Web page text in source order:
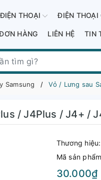
THOẠI ĐIỆN THOẠI
HÀNG LIÊN HỆ TIN
Samsung Vỏ / Lưng sau
/ J4Plus / J4+ /
Thương hiệu:
Mã sản
30.000₫